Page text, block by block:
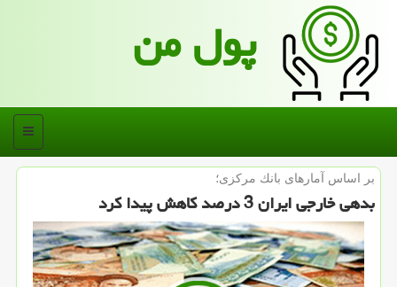
پول من
منو
بر اساس آمارهای بانك مركزی؛
بدهی خارجی ایران 3 درصد كاهش پیدا كرد